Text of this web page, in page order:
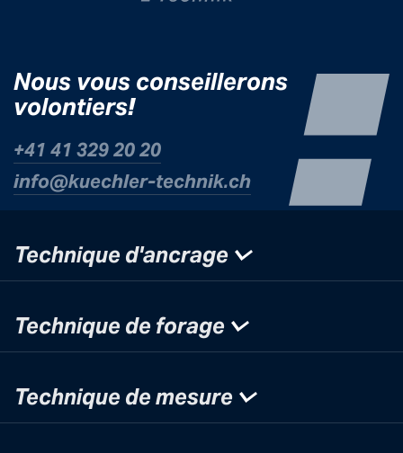
Nous vous conseillerons
volontiers!
+41 41 329 20 20
info@kuechler-technik.ch
Technique d'ancrage
Technique de forage
Technique de mesure